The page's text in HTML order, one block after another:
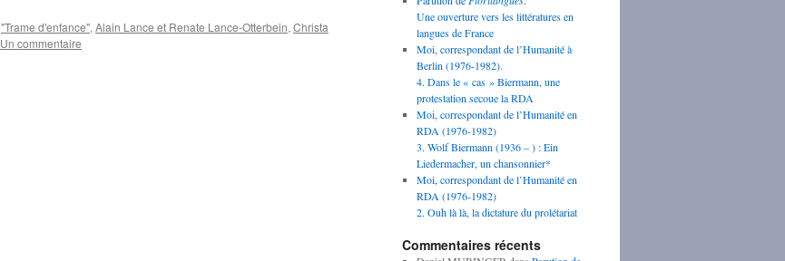
"Trame d'enfance", Alain Lance et Renate Lance-Otterbein, Christa
Un commentaire
Une ouverture vers les littératures en
langues de France
Moi, correspondant de l’Humanité à
Berlin (1976-1982).
4. Dans le « cas » Biermann, une
protestation secoue la RDA
Moi, correspondant de l’Humanité en
RDA (1976-1982)
3. Wolf Biermann (1936 – ) : Ein
Liedermacher, un chansonnier*
Moi, correspondant de l’Humanité en
RDA (1976-1982)
2. Ouh là là, la dictature du prolétariat
Commentaires récents